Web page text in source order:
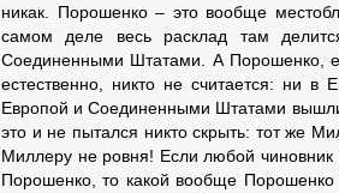
никак. Порошенко – это вообще
самом деле весь расклад там
Соединенными Штатами. А Порошенко,
естественно, никто не считается: ни
Европой и Соединенными Штатами вышли
это и не пытался никто скрыть: тот же
Миллеру не ровня! Если любой
Порошенко, то какой вообще Порошенко